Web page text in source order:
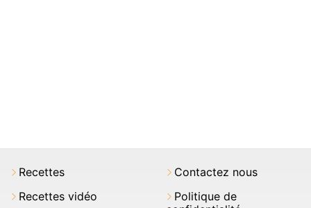
Recettes
Recettes vidéo
Contactez nous
Politique de